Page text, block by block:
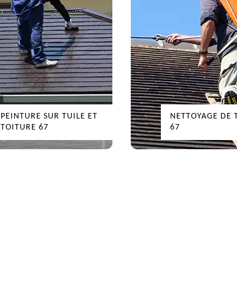
PEINTURE SUR TUILE ET
TOITURE 67
NETTOYAGE DE
67